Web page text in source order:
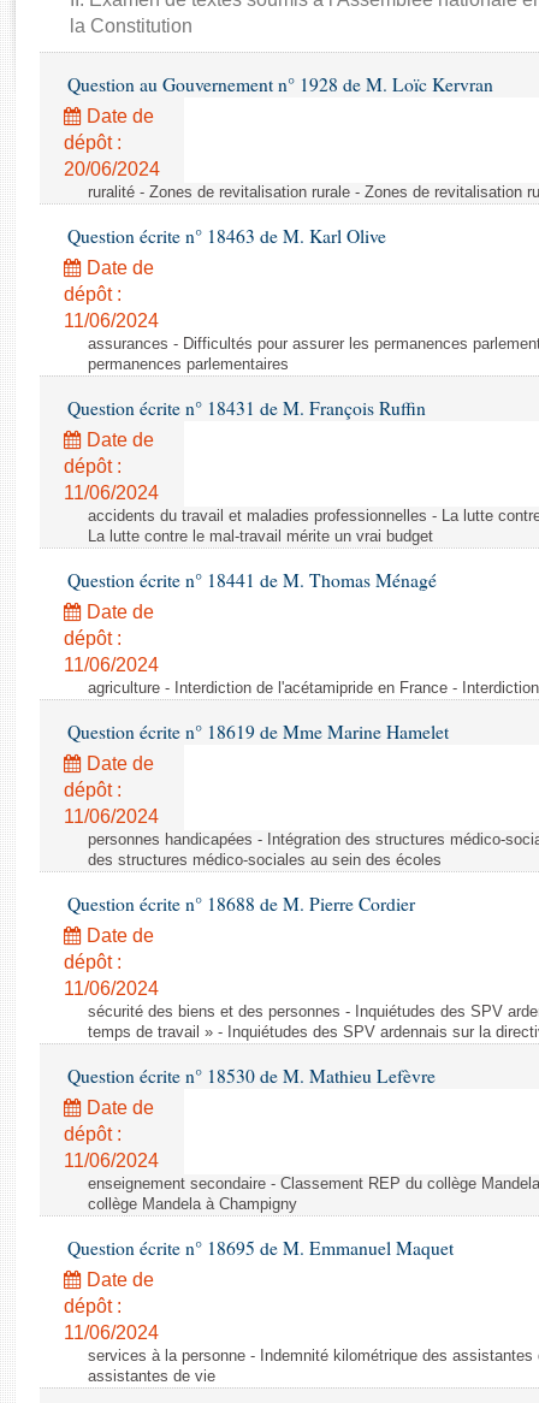
Rapports d'enquête
Rapports législatifs
Baromètre de l’application des lois
Dossiers législatifs
Budget et sécurité sociale
la Constitution
Question au Gouvernement n° 1928 de M. Loïc Kervran
Date de
dépôt :
20/06/2024
ruralité - Zones de revitalisation rurale - Zones de revitalisation
Question écrite n° 18463 de M. Karl Olive
Date de
dépôt :
11/06/2024
assurances - Difficultés pour assurer les permanences
permanences parlementaires
Question écrite n° 18431 de M. François Ruffin
Date de
dépôt :
11/06/2024
accidents du travail et maladies professionnelles - La lutte
La lutte contre le mal-travail mérite un vrai budget
Question écrite n° 18441 de M. Thomas Ménagé
Date de
dépôt :
11/06/2024
agriculture - Interdiction de l'acétamipride en France -
Question écrite n° 18619 de Mme Marine Hamelet
Date de
dépôt :
11/06/2024
personnes handicapées - Intégration des structures médico-
des structures médico-sociales au sein des écoles
Question écrite n° 18688 de M. Pierre Cordier
Date de
dépôt :
11/06/2024
sécurité des biens et des personnes - Inquiétudes des SPV
temps de travail » - Inquiétudes des SPV ardennais sur la
Question écrite n° 18530 de M. Mathieu Lefèvre
Date de
dépôt :
11/06/2024
enseignement secondaire - Classement REP du collège
collège Mandela à Champigny
Question écrite n° 18695 de M. Emmanuel Maquet
Date de
dépôt :
11/06/2024
services à la personne - Indemnité kilométrique des
assistantes de vie